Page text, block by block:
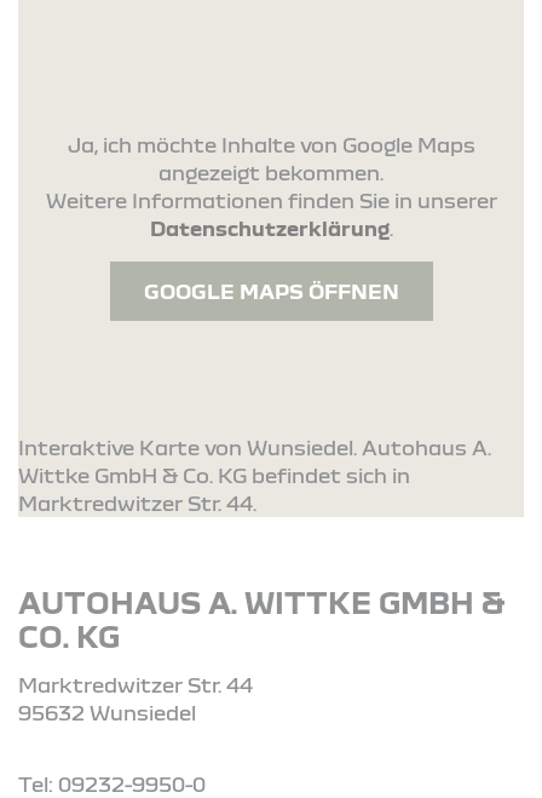
Ja, ich möchte Inhalte von Google Maps
angezeigt bekommen.
Weitere Informationen finden Sie in unserer
Datenschutzerklärung.
GOOGLE MAPS ÖFFNEN
Interaktive Karte von Wunsiedel. Autohaus A.
Wittke GmbH & Co. KG befindet sich in
Marktredwitzer Str. 44.
AUTOHAUS A. WITTKE GMBH &
CO. KG
Marktredwitzer Str. 44
95632 Wunsiedel
Tel: 09232-9950-0